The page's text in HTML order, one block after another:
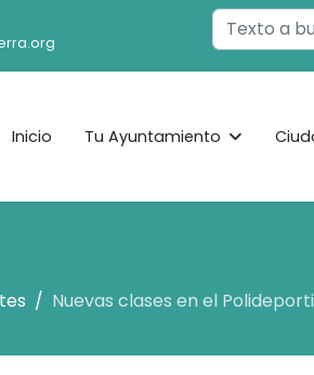
Buscar
Inicio Tu Ayuntamiento
Nuevas clases en el